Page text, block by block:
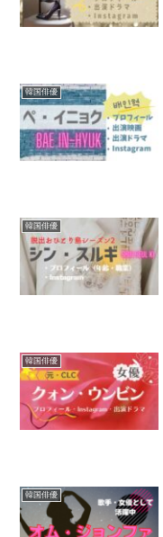
韓国俳優
韓国俳優
韓国俳優
韓国俳優